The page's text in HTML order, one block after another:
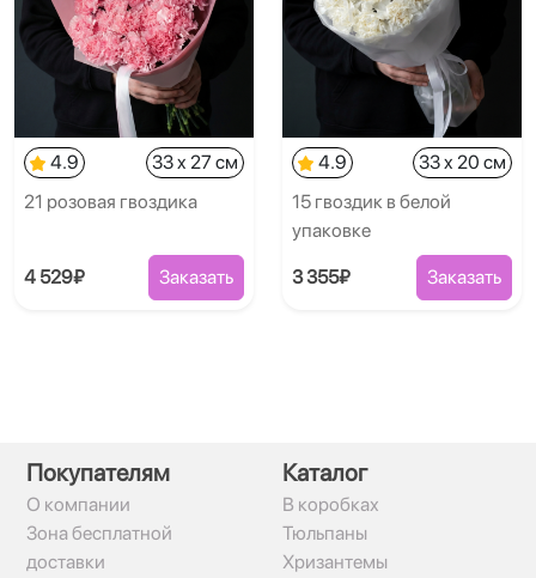
4.9
33 x 27 см
21 розовая гвоздика
4 529₽ Заказать
4.9
33 x 20 см
15 гвоздик в белой
упаковке
3 355₽ Заказать
Покупателям
О компании
Зона бесплатной
доставки
Каталог
В коробках
Тюльпаны
Хризантемы